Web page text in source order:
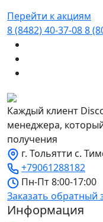
Перейти к акциям
8 (8482) 40-37-088
Каждый клиент
менеджера,
получения
г. Тольятти с.
+79061288182
Пн-Пт 8:00-17:00
Заказать обратный
Информация